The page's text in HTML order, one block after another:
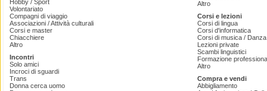
Hobby / Sport
Volontariato
Compagni di viaggio
Associazioni / Attività culturali
Corsi e master
Chiacchiere
Altro
Incontri
Solo amici
Incroci di sguardi
Trans
Donna cerca uomo
Altro
Corsi e lezioni
Corsi di lingua
Corsi d'informatica
Corsi di musica /
Lezioni private
Scambi linguistici
Formazione
Altro
Compra e vendi
Abbigliamento